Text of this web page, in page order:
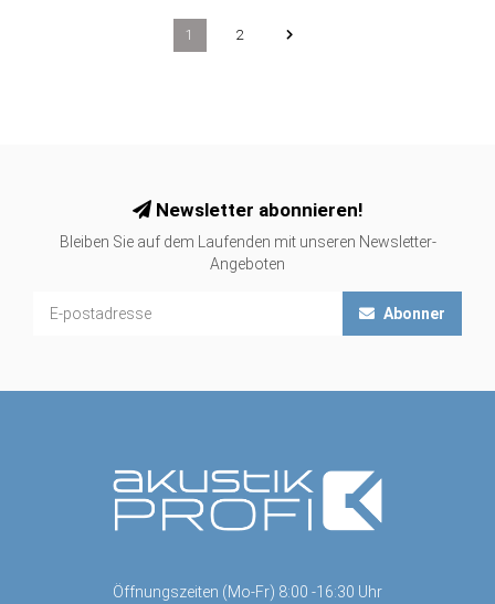
1 2
Newsletter abonnieren!
Bleiben Sie auf dem Laufenden mit unseren Newsletter-
Angeboten
Abonner
Öffnungszeiten (Mo-Fr) 8:00 -16:30 Uhr